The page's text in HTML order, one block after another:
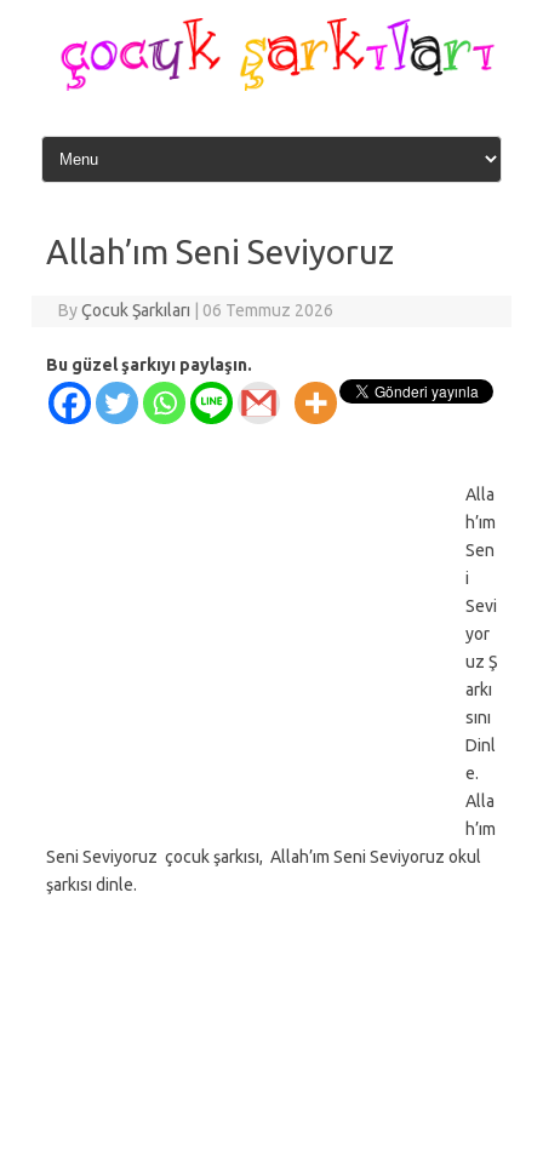
content
Allah’ım Seni Seviyoruz
ByÇocuk Şarkıları | 06 Temmuz 2026
Bu güzel şarkıyı paylaşın.
Alla
h’ım
Sen
i
Sevi
yor
uz Ş
arkı
sını
Dinl
e.
Alla
h’ım
Seni Seviyoruz çocuk şarkısı, Allah’ım Seni Seviyoruz okul
şarkısı dinle.